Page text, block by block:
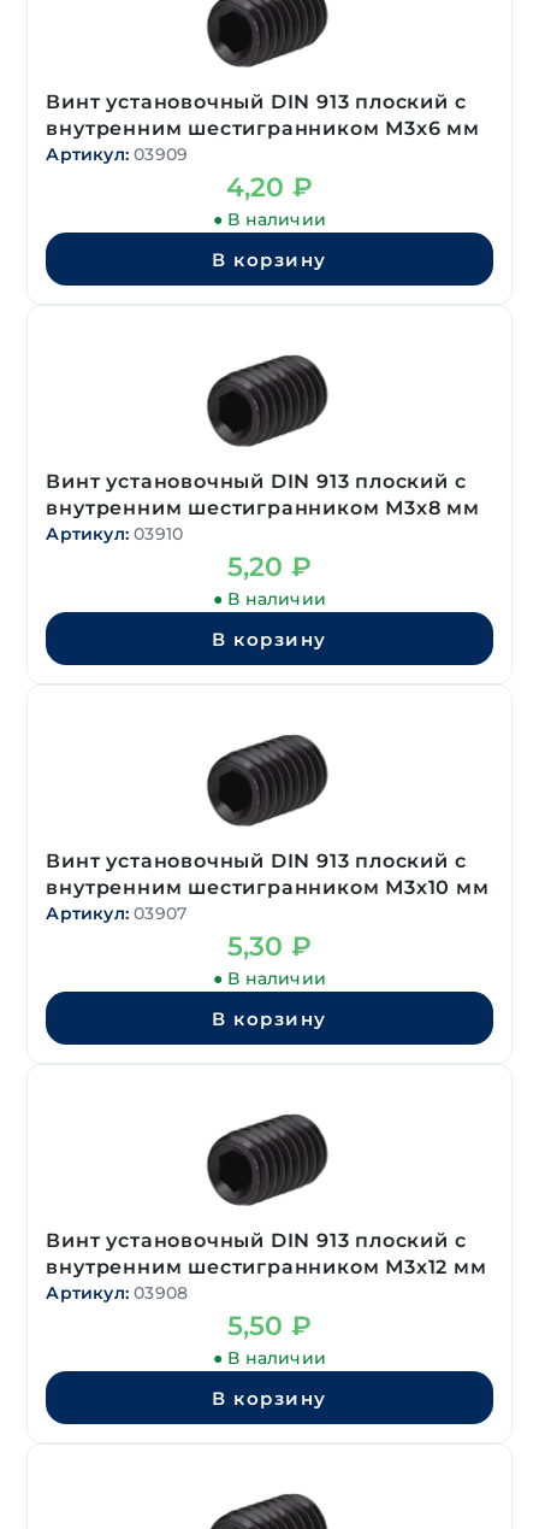
Винт установочный DIN 913 плоский с
внутренним шестигранником М3х6 мм
Артикул: 03909
4,20 ₽
● В наличии
В корзину
Винт установочный DIN 913 плоский с
внутренним шестигранником М3х8 мм
Артикул: 03910
5,20 ₽
● В наличии
В корзину
Винт установочный DIN 913 плоский с
внутренним шестигранником М3х10 мм
Артикул: 03907
5,30 ₽
● В наличии
В корзину
Винт установочный DIN 913 плоский с
внутренним шестигранником М3х12 мм
Артикул: 03908
5,50 ₽
● В наличии
В корзину